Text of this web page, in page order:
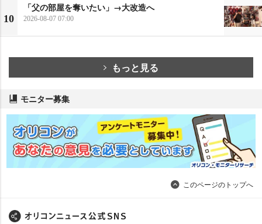
10
「父の部屋を奪いたい」→大改造へ
2026-08-07 07:00
もっと見る
モニター募集
このページのトップへ